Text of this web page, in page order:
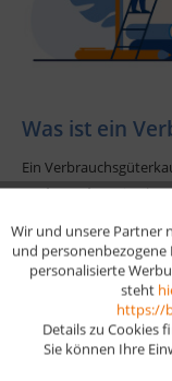
Was ist ein
Ein
Verbrauchereine
für den privaten
Kleidung, Möbel oder
Funktionale
Wir und unsere Partner
und personenbezogene
personalisierte
steht
https://
Details zu Cookies
Sie können Ihre